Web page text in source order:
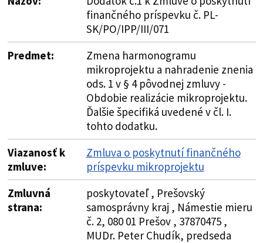
finančného príspevku č. PL-
SK/PO/IPP/III/071
Predmet:
Zmena harmonogramu
mikroprojektu a nahradenie znenia
ods. 1 v § 4 pôvodnej zmluvy -
Obdobie realizácie mikroprojektu.
Ďalšie špecifiká uvedené v čl. I.
tohto dodatku.
Viazanosť k
zmluve:
Zmluva o poskytnutí finančného
príspevku mikroprojektu
Zmluvná
strana:
poskytovateľ , Prešovský
samosprávny kraj , Námestie mieru
č. 2, 080 01 Prešov , 37870475 ,
MUDr. Peter Chudík, predseda